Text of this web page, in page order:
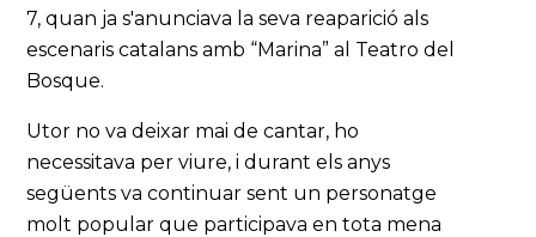
7, quan ja s'anunciava la seva reaparició als
escenaris catalans amb “Marina” al Teatro del
Bosque.
Utor no va deixar mai de cantar, ho
necessitava per viure, i durant els anys
següents va continuar sent un personatge
molt popular que participava en tota mena